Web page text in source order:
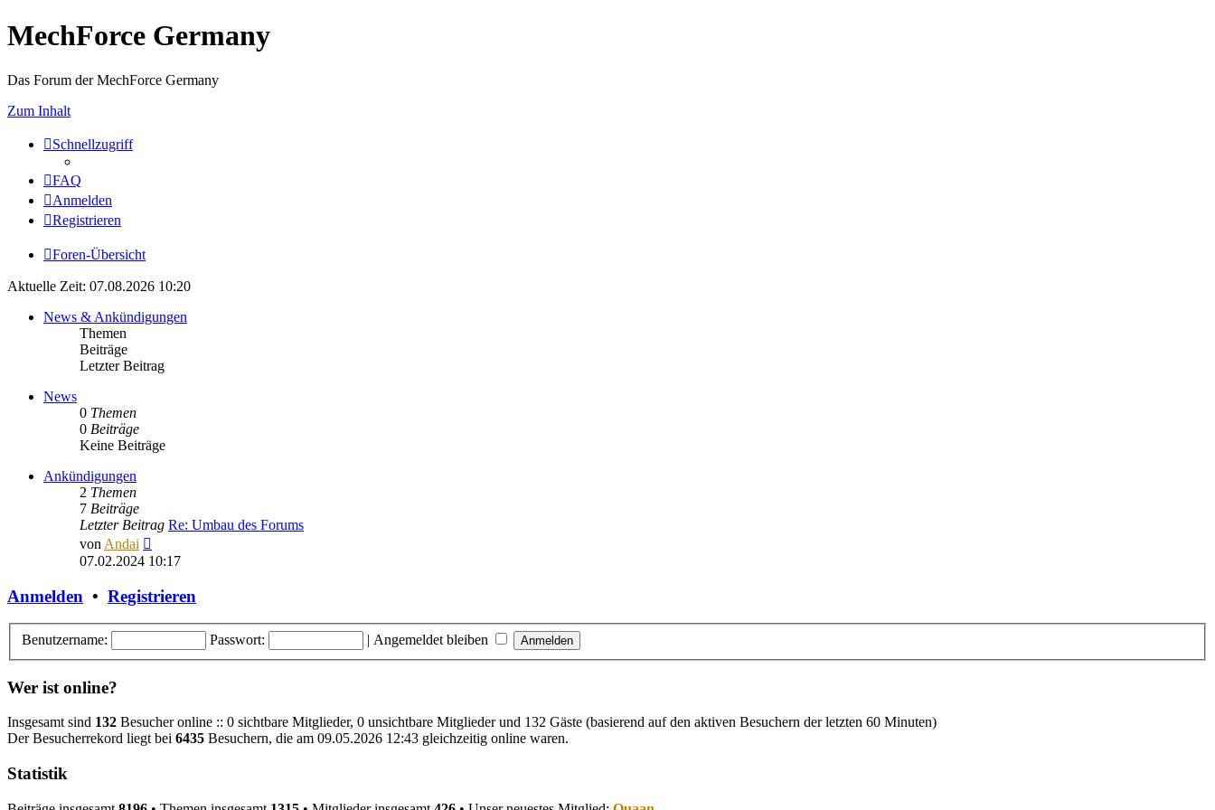
MechForce Germany
Das Forum der MechForce Germany
Zum Inhalt
Schnellzugriff
FAQ
Anmelden
Registrieren
Foren-Übersicht
Aktuelle Zeit: 07.08.2026 10:20
News & Ankündigungen
Themen
Beiträge
Letzter Beitrag
News
0 Themen
0 Beiträge
Keine Beiträge
Ankündigungen
2 Themen
7 Beiträge
Letzter Beitrag Re: Umbau des Forums
von Andai
Beitrag
07.02.2024 10:17
Anmelden • Registrieren
Benutzername: Passwort: | Angemeldet bleiben
Wer ist online?
Insgesamt sind 132 Besucher online :: 0 sichtbare Mitglieder, 0 unsichtbare Mitglieder und 132 Gäste (basierend auf den aktiven Besuchern der letzten 60 Minuten)
Der Besucherrekord liegt bei 6435 Besuchern, die am 09.05.2026 12:43 gleichzeitig online waren.
Statistik